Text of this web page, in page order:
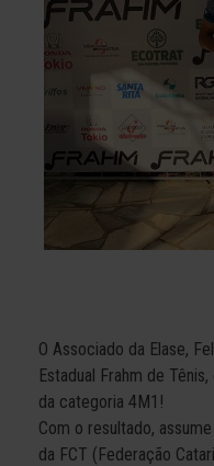
O Associado da Elase,
Estadual Frahm de
da categoria 4M1!
Com o resultado,
da FCT (Federação